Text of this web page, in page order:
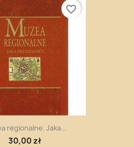
regionalne. Jaka...
30,00 zł
favorite_border